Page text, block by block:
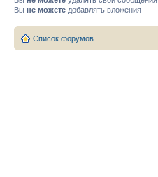
Вы не можете добавлять вложения
Список форумов